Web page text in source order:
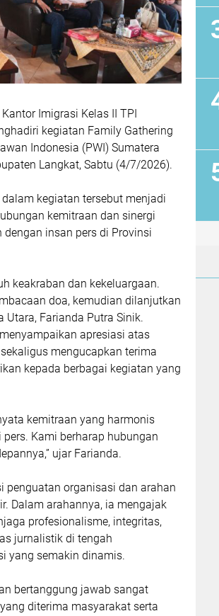
Imigrasi Kelas II TPI
kegiatan Family Gathering
Indonesia (PWI) Sumatera
Langkat, Sabtu (4/7/2026).
kegiatan tersebut menjadi
kemitraan dan sinergi
insan pers di Provinsi
keakraban dan kekeluargaan.
doa, kemudian dilanjutkan
Utara, Farianda Putra Sinik.
apresiasi atas
mengucapkan terima
kepada berbagai kegiatan yang
kemitraan yang harmonis
Kami berharap hubungan
ujar Farianda.
penguatan organisasi dan arahan
Dalam arahannya, ia mengajak
profesionalisme, integritas,
jurnalistik di tengah
yang semakin dinamis.
bertanggung jawab sangat
diterima masyarakat serta